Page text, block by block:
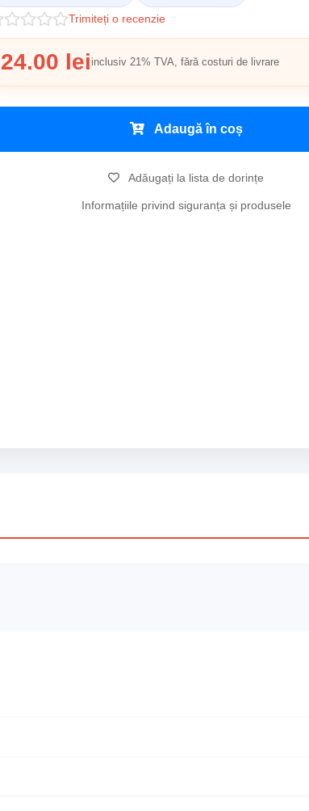
Trimiteți o recenzie
24.00 lei inclusiv 21% TVA, fără costuri de livrare
Adaugă în coș
Adăugați la lista de dorințe
Informațiile privind siguranța și produsele